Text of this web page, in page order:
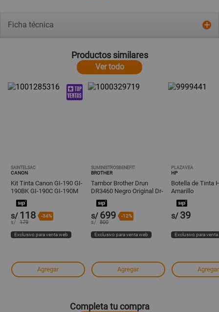
Ficha técnica
Productos similares
Ver todo
SAINTELSAC
CANON
Kit Tinta Canon GI-190 GI-
190BK GI-190C GI-190M
GI-190Y
s/ 118 -34%
s/ 179
Exclusivo para venta web
Agregar
SUMINISTROSBENEFIT
BROTHER
Tambor Brother Drun
DR3460 Negro Original Dr-
3460
s/ 699 -12%
s/ 800
Exclusivo para venta web
Agregar
PLAZAVEA
HP
Botella de Tinta
Amarillo
s/ 39
Exclusivo para
Agregar
Completa tu compra